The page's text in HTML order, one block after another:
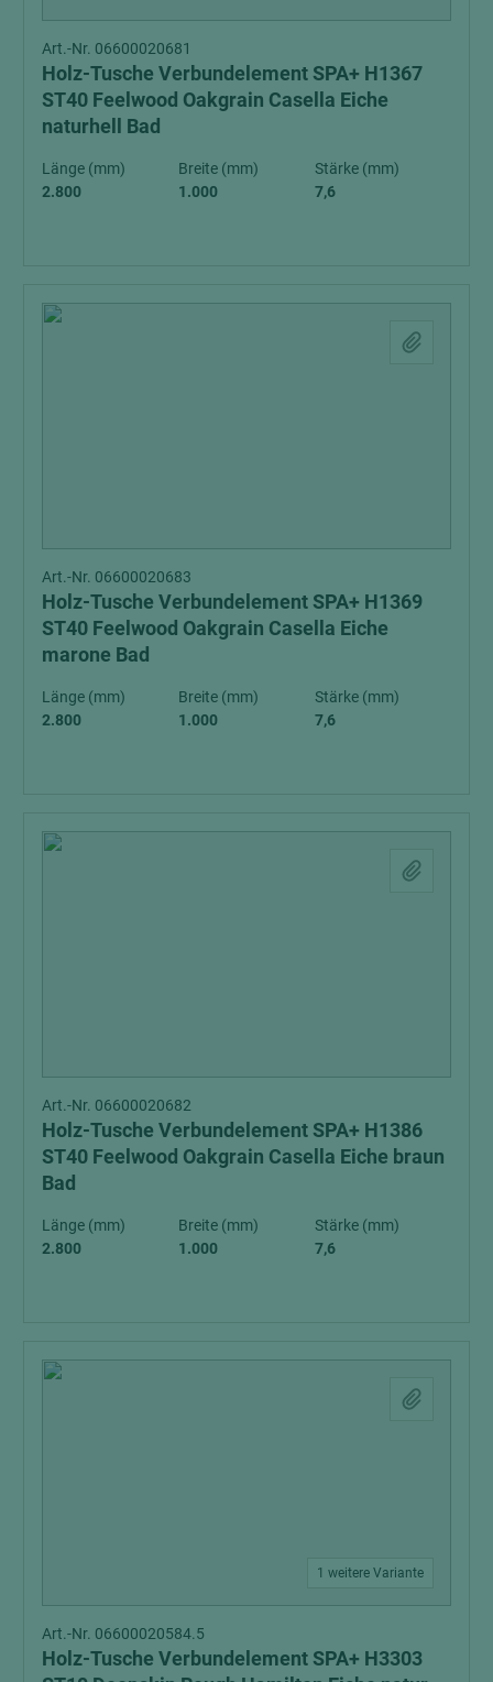
Art.-Nr. 06600020681
Holz-Tusche Verbundelement SPA+ H1367
ST40 Feelwood Oakgrain Casella Eiche
naturhell Bad
Länge (mm)
2.800
Breite (mm)
1.000
Stärke (mm)
7,6
Art.-Nr. 06600020683
Holz-Tusche Verbundelement SPA+ H1369
ST40 Feelwood Oakgrain Casella Eiche
marone Bad
Länge (mm)
2.800
Breite (mm)
1.000
Stärke (mm)
7,6
Art.-Nr. 06600020682
Holz-Tusche Verbundelement SPA+ H1386
ST40 Feelwood Oakgrain Casella Eiche braun
Bad
Länge (mm)
2.800
Breite (mm)
1.000
Stärke (mm)
7,6
1 weitere Variante
Art.-Nr. 06600020584.5
Holz-Tusche Verbundelement SPA+ H3303